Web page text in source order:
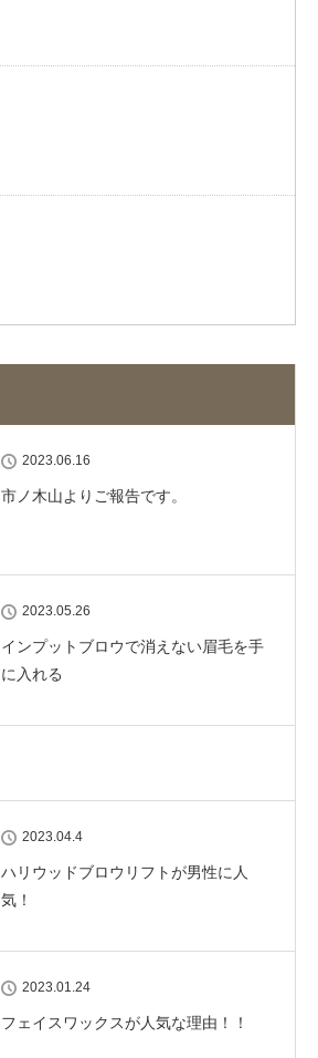
2023.06.16
市ノ木山よりご報告です。
2023.05.26
インプットブロウで消えない眉毛を手
に入れる
2023.04.4
ハリウッドブロウリフトが男性に人
気！
2023.01.24
フェイスワックスが人気な理由！！